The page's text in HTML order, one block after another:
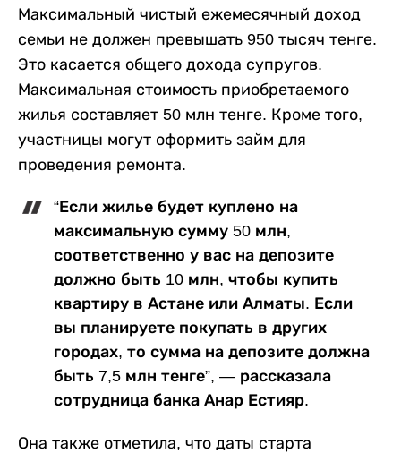
Максимальный чистый ежемесячный доход
семьи не должен превышать 950 тысяч тенге.
Это касается общего дохода супругов.
Максимальная стоимость приобретаемого
жилья составляет 50 млн тенге. Кроме того,
участницы могут оформить займ для
проведения ремонта.
“Если жилье будет куплено на
максимальную сумму 50 млн,
соответственно у вас на депозите
должно быть 10 млн, чтобы купить
квартиру в Астане или Алматы. Если
вы планируете покупать в других
городах, то сумма на депозите должна
быть 7,5 млн тенге”, — рассказала
сотрудница банка Анар Естияр.
Она также отметила, что даты старта